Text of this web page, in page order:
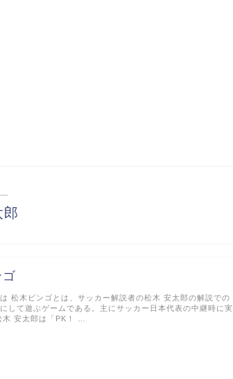
郎
松木ビンゴとは、サッカー解説者の松木 安太郎の解説での
して遊ぶゲームである。主にサッカー日本代表の中継時に実
木 安太郎は「PK！ …